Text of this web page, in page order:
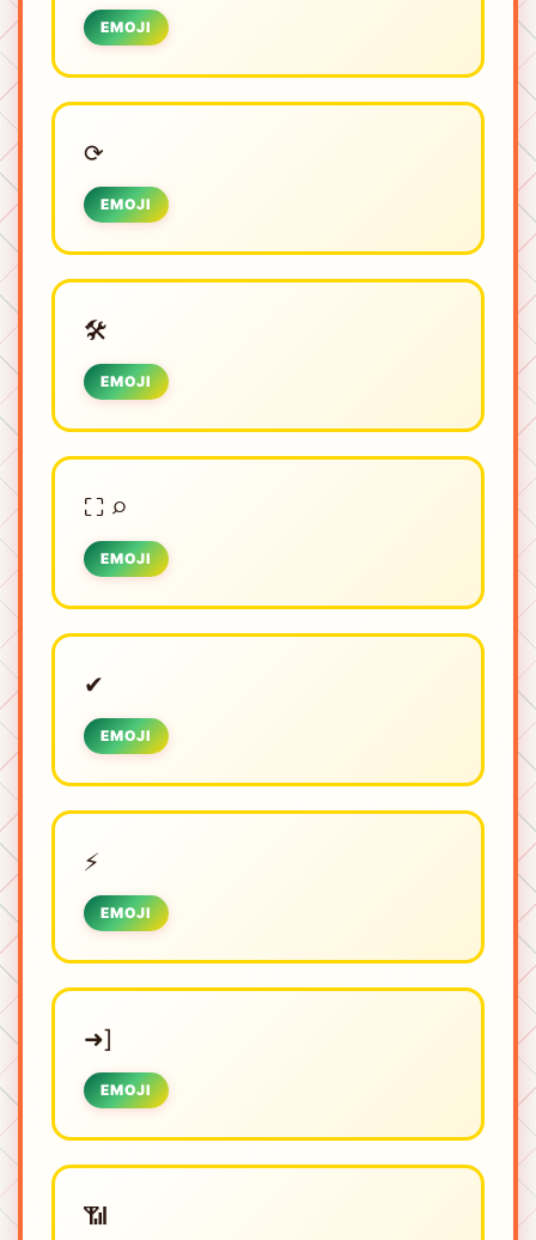
EMOJI
⟳
EMOJI
🛠️
EMOJI
⛶ ⌕
EMOJI
✔
EMOJI
⚡
EMOJI
➜]
EMOJI
📶